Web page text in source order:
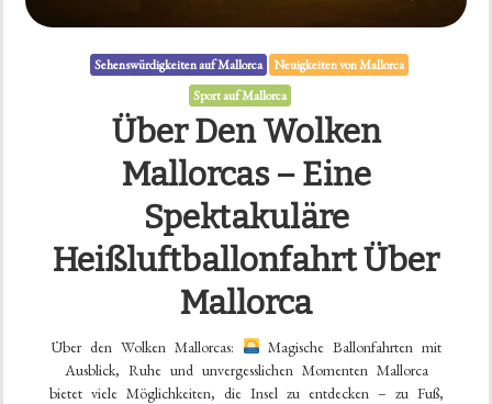
Sehenswürdigkeiten auf Mallorca
Neuigkeiten von Mallorca
Sport auf Mallorca
Über Den Wolken
Mallorcas – Eine
Spektakuläre
Heißluftballonfahrt Über
Mallorca
Über den Wolken Mallorcas:
Magische Ballonfahrten mit
Ausblick, Ruhe und unvergesslichen Momenten Mallorca
bietet viele Möglichkeiten, die Insel zu entdecken – zu Fuß,